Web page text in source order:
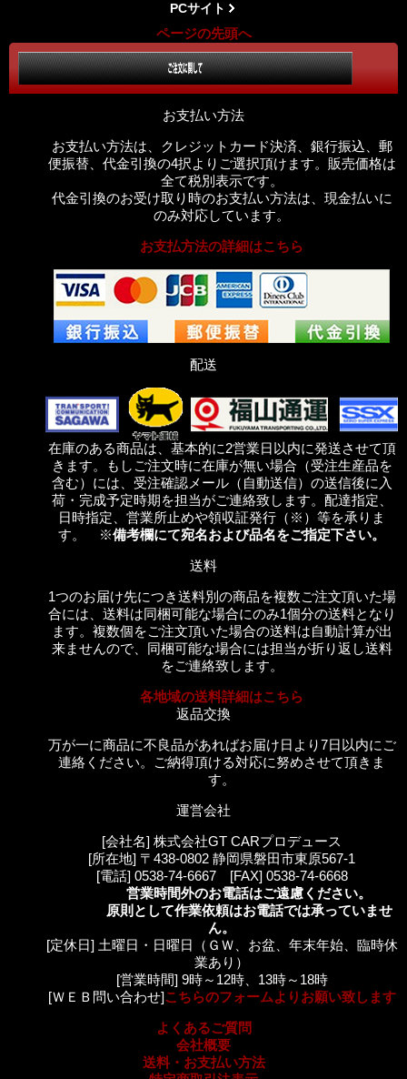
PCサイト
ページの先頭へ
お支払い方法
お支払い方法は、クレジットカード決済、銀行振込、郵
便振替、代金引換の4択よりご選択頂けます。販売価格は
全て税別表示です。
代金引換のお受け取り時のお支払い方法は、現金払いに
のみ対応しています。
お支払方法の詳細はこちら
配送
在庫のある商品は、基本的に2営業日以内に発送させて頂
きます。もしご注文時に在庫が無い場合（受注生産品を
含む）には、受注確認メール（自動送信）の送信後に入
荷・完成予定時期を担当がご連絡致します。配達指定、
日時指定、営業所止めや領収証発行（※）等を承りま
す。 ※備考欄にて宛名および品名をご指定下さい。
送料
1つのお届け先につき送料別の商品を複数ご注文頂いた場
合には、送料は同梱可能な場合にのみ1個分の送料となり
ます。複数個をご注文頂いた場合の送料は自動計算が出
来ませんので、同梱可能な場合には担当が折り返し送料
をご連絡致します。
各地域の送料詳細はこちら
返品交換
万が一に商品に不良品があればお届け日より7日以内にご
連絡ください。ご納得頂ける対応に努めさせて頂きま
す。
運営会社
[会社名] 株式会社GT CARプロデュース
[所在地] 〒438-0802 静岡県磐田市東原567-1
[電話] 0538-74-6667 [FAX] 0538-74-6668
営業時間外のお電話はご遠慮ください。
原則として作業依頼はお電話では承っていませ
ん。
[定休日] 土曜日・日曜日（ＧＷ、お盆、年末年始、臨時休
業あり）
[営業時間] 9時～12時、13時～18時
[ＷＥＢ問い合わせ]こちらのフォームよりお願い致します
よくあるご質問
会社概要
送料・お支払い方法